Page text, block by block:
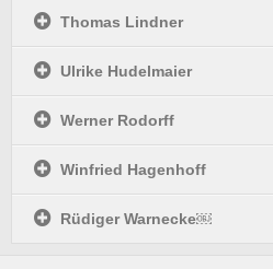
Thomas Lindner
Ulrike Hudelmaier
Werner Rodorff
Winfried Hagenhoff
Rüdiger Warnecke￼